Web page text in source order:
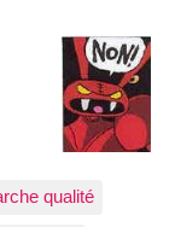
qualité